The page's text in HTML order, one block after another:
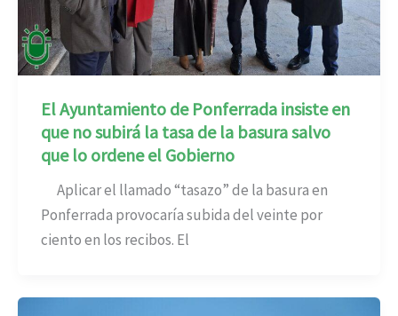
El Ayuntamiento de Ponferrada insiste en
que no subirá la tasa de la basura salvo
que lo ordene el Gobierno
Aplicar el llamado “tasazo” de la basura en
Ponferrada provocaría subida del veinte por
ciento en los recibos. El